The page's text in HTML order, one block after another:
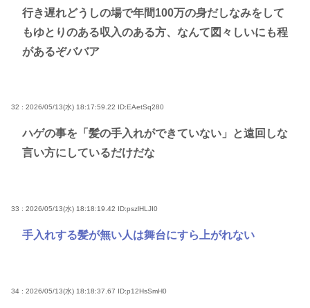
行き遅れどうしの場で年間100万の身だしなみをして
もゆとりのある収入のある方、なんて図々しいにも程
があるぞババア
32 : 2026/05/13(水) 18:17:59.22 ID:EAetSq280
ハゲの事を「髪の手入れができていない」と遠回しな
言い方にしているだけだな
33 : 2026/05/13(水) 18:18:19.42 ID:pszlHLJI0
手入れする髪が無い人は舞台にすら上がれない
34 : 2026/05/13(水) 18:18:37.67 ID:p12HsSmH0